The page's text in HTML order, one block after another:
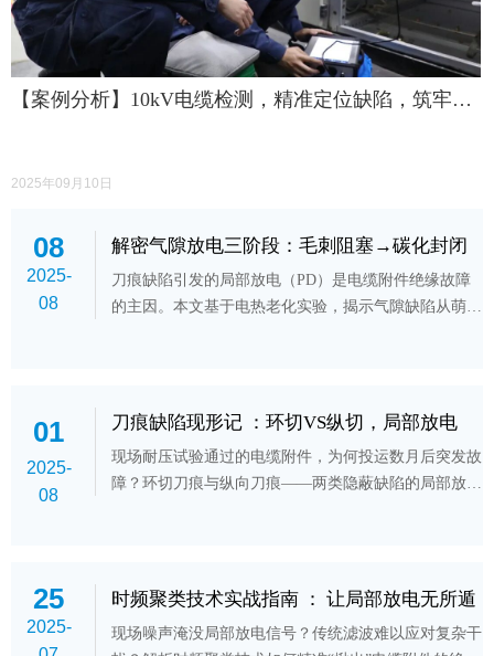
【案例分析】10kV电缆检测，精准定位缺陷，筑牢电
2025年09月10日
刀痕缺陷现形记 ：环切VS纵切，局部放电
的“指纹”差异
现场耐压试验通过的电缆附件，为何投运数月后突发故
障？环切刀痕与纵向刀痕——两类隐蔽缺陷的局部放电
01
2025-
08
时频聚类技术实战指南 ： 让局部放电无所遁
形
现场噪声淹没局部放电信号？传统滤波难以应对复杂干
25
2025-
解密气隙放电三阶段：毛刺阻塞→碳化封闭
→通道贯通
刀痕缺陷引发的局部放电（PD）是电缆附件绝缘故障
的主因。本文基于电热老化实验，揭示气隙缺陷从萌发
08
2025-
08